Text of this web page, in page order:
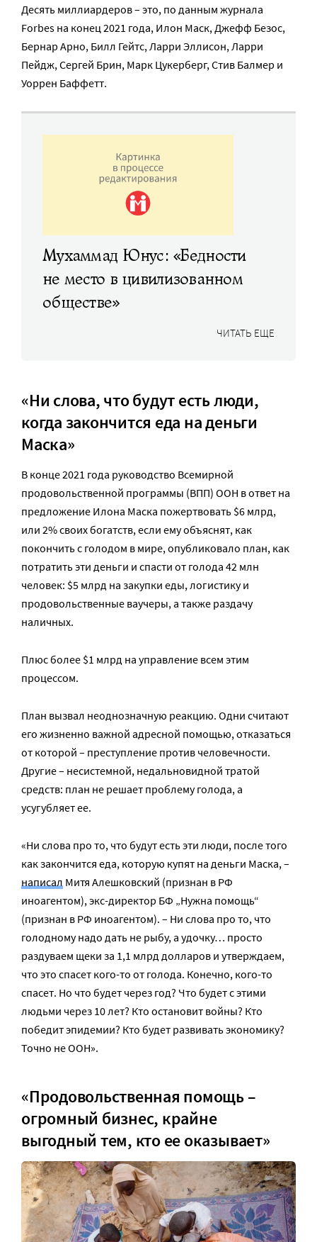
Десять миллиардеров – это, по данным журнала
Forbes на конец 2021 года, Илон Маск, Джефф Безос,
Бернар Арно, Билл Гейтс, Ларри Эллисон, Ларри
Пейдж, Сергей Брин, Марк Цукерберг, Стив Балмер и
Уоррен Баффетт.
Мухаммад Юнус: «Бедности
не место в цивилизованном
обществе»
ЧИТАТЬ ЕЩЕ
«Ни слова, что будут есть люди,
когда закончится еда на деньги
Маска»
В конце 2021 года руководство Всемирной
продовольственной программы (ВПП) ООН в ответ на
предложение Илона Маска пожертвовать $6 млрд,
или 2% своих богатств, если ему объяснят, как
покончить с голодом в мире, опубликовало план, как
потратить эти деньги и спасти от голода 42 млн
человек: $5 млрд на закупки еды, логистику и
продовольственные ваучеры, а также раздачу
наличных.
Плюс более $1 млрд на управление всем этим
процессом.
План вызвал неоднозначную реакцию. Одни считают
его жизненно важной адресной помощью, отказаться
от которой – преступление против человечности.
Другие – несистемной, недальновидной тратой
средств: план не решает проблему голода, а
усугубляет ее.
«Ни слова про то, что будут есть эти люди, после того
как закончится еда, которую купят на деньги Маска, –
написал Митя Алешковский (признан в РФ
иноагентом), экс-директор БФ „Нужна помощь“
(признан в РФ иноагентом). – Ни слова про то, что
голодному надо дать не рыбу, а удочку… просто
раздуваем щеки за 1,1 млрд долларов и утверждаем,
что это спасет кого-то от голода. Конечно, кого-то
спасет. Но что будет через год? Что будет с этими
людьми через 10 лет? Кто остановит войны? Кто
победит эпидемии? Кто будет развивать экономику?
Точно не ООН».
«Продовольственная помощь –
огромный бизнес, крайне
выгодный тем, кто ее оказывает»